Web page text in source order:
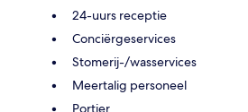
24-uurs receptie
Conciërgeservices
Stomerij-/wasservices
Meertalig personeel
Portier